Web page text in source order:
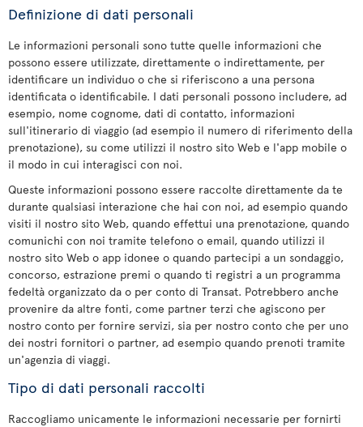
Definizione di dati personali
Le informazioni personali sono tutte quelle informazioni che
possono essere utilizzate, direttamente o indirettamente, per
identificare un individuo o che si riferiscono a una persona
identificata o identificabile. I dati personali possono includere, ad
esempio, nome cognome, dati di contatto, informazioni
sull'itinerario di viaggio (ad esempio il numero di riferimento della
prenotazione), su come utilizzi il nostro sito Web e l'app mobile o
il modo in cui interagisci con noi.
Queste informazioni possono essere raccolte direttamente da te
durante qualsiasi interazione che hai con noi, ad esempio quando
visiti il nostro sito Web, quando effettui una prenotazione, quando
comunichi con noi tramite telefono o email, quando utilizzi il
nostro sito Web o app idonee o quando partecipi a un sondaggio,
concorso, estrazione premi o quando ti registri a un programma
fedeltà organizzato da o per conto di Transat. Potrebbero anche
provenire da altre fonti, come partner terzi che agiscono per
nostro conto per fornire servizi, sia per nostro conto che per uno
dei nostri fornitori o partner, ad esempio quando prenoti tramite
un'agenzia di viaggi.
Tipo di dati personali raccolti
Raccogliamo unicamente le informazioni necessarie per fornirti